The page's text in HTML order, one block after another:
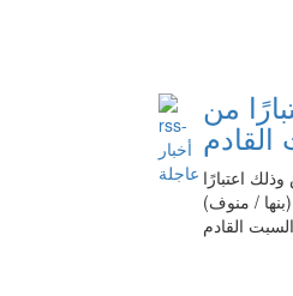
اعتبارًا من
/ منوف) والعكس وذلك اعتبارًا
الموافق 8 أغسطس 2026 ، المصدر:اليوم السابعتعديل مواعيد قطاري 603 و604 (بنها / منوف)
القادم